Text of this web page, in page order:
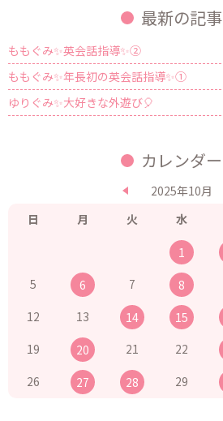
最新の記事
ももぐみ✨英会話指導✨②
ももぐみ✨年長初の英会話指導✨①
ゆりぐみ✨大好きな外遊び🎈
カレンダー
2025年10月
日
月 火 水
1
5
6 7 8
12
13 14 15
19
20 21 22
26
27 28 29